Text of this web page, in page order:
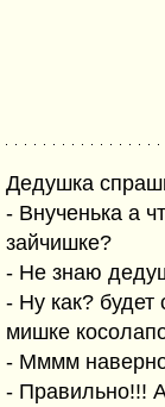
Дедушка
- Внученька а
зайчишке?
- Не знаю
- Ну как? будет
мишке
- Мммм
- Правильно!!!